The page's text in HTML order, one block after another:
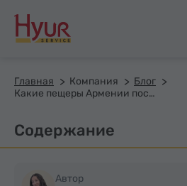
Главная Компания
Блог
Какие пещеры Армении посетить туристу
Содержание
Автор